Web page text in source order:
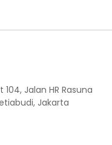
Jalan HR Rasuna
Jakarta